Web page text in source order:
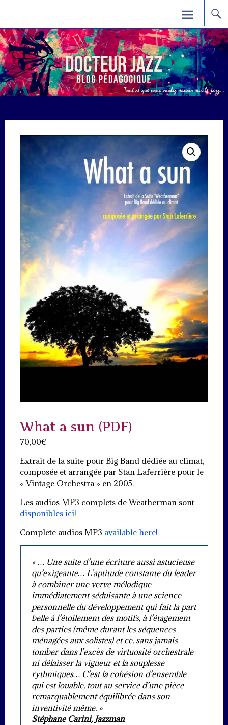
content
What a sun (PDF)
70,00€
Extrait de la suite pour Big Band dédiée au climat,
composée et arrangée par Stan Laferrière pour le
« Vintage Orchestra » en 2005.
Les audios MP3 complets de Weatherman sont
disponibles ici!
Complete audios MP3 available here!
« … Une suite d’une écriture aussi astucieuse
qu’exigeante… L’aptitude constante du leader
à combiner une verve mélodique
immédiatement séduisante à une science
personnelle du développement qui fait la part
belle à l’étoilement des motifs, à l’étagement
des parties (même durant les séquences
ménagées aux solistes) et ce, sans jamais
tomber dans l’excès de virtuosité orchestrale
ni délaisser la vigueur et la souplesse
rythmiques… C’est la cohésion d’ensemble
qui est louable, tout au service d’une pièce
remarquablement équilibrée dans son
inventivité même. »
Stéphane Carini, Jazzman